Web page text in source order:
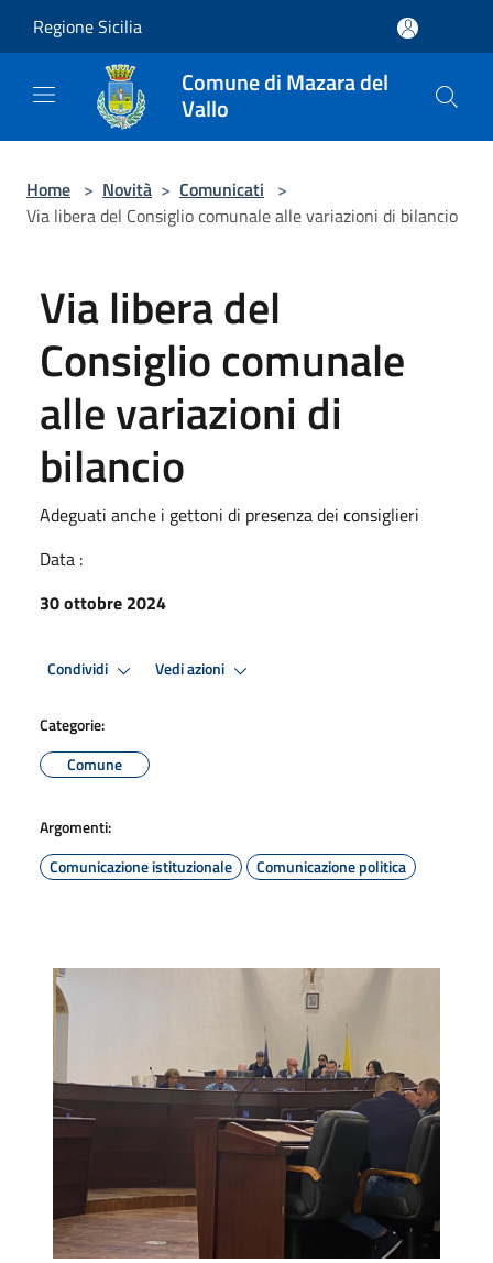
Regione Sicilia
Comune di Mazara del
Vallo
Home > Novità > Comunicati >
Via libera del Consiglio comunale alle variazioni di bilancio
Via libera del
Consiglio comunale
alle variazioni di
bilancio
Adeguati anche i gettoni di presenza dei consiglieri
Data :
30 ottobre 2024
Condividi Vedi azioni
Categorie:
Comune
Argomenti:
Comunicazione istituzionale
Comunicazione politica